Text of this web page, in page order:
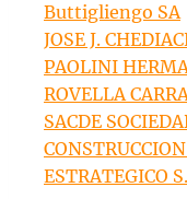
Buttigliengo SA
JOSE J.
PAOLINI
ROVELLA
SACDE
ESTRATEGICO